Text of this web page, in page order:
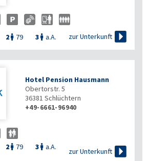
2  79 3  a.A. zur Unterkunft 
Hotel Pension Hausmann
Obertorstr. 5
36381 Schlüchtern
+49-6661-96940
2  79 3  a.A.
zur Unterkunft 